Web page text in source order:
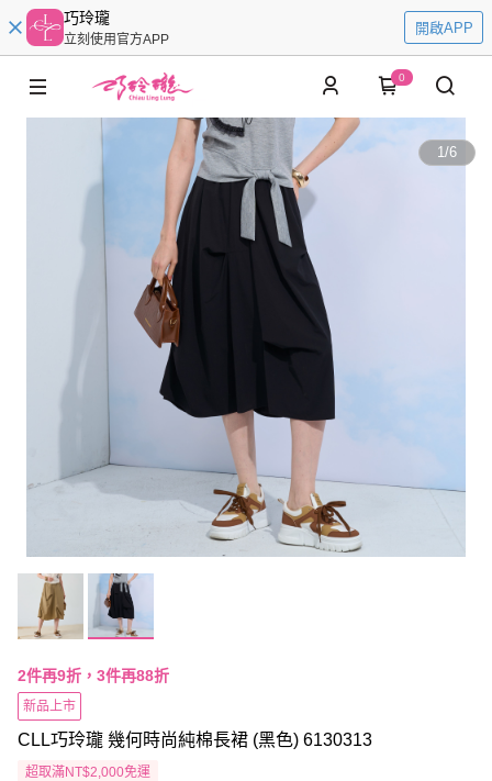
巧玲瓏
立刻使用官方APP
開啟APP
0
1/6
2件再9折，3件再88折
新品上市
CLL巧玲瓏 幾何時尚純棉長裙 (黑色) 6130313
超取滿NT$2,000免運